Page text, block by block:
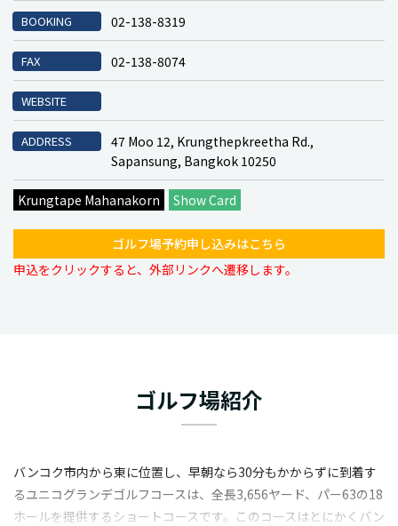
BOOKING 02-138-8319
FAX 02-138-8074
WEBSITE
ADDRESS
47 Moo 12, Krungthepkreetha Rd.,
Sapansung, Bangkok 10250
Krungtape Mahanakorn Show Card
ゴルフ場予約申し込みはこちら
申込をクリックすると、外部リンクへ遷移します。
ゴルフ場紹介
バンコク市内から東に位置し、早朝なら30分もかからずに到着す
るユニコグランデゴルフコースは、全長3,656ヤード、パー63の18
ホールを提供するショートコースです。このコースはとにかくバン